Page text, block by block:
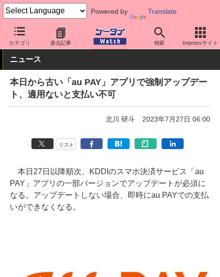
Powered by Translate
カテゴリ 過去記事 検索 Impressサイト
ケータイ Watch キャリア au アプリ・サービス
ニュース
本日から古い「au PAY」アプリで強制アップデー
ト、適用ないと支払い不可
北川 研斗 2023年7月27日 06:00
リスト
本日27日以降順次、KDDIのスマホ決済サービス「au
PAY」アプリの一部バージョンでアップデートが必須に
なる。アップデートしない場合、即時にau PAYでの支払
いができなくなる。